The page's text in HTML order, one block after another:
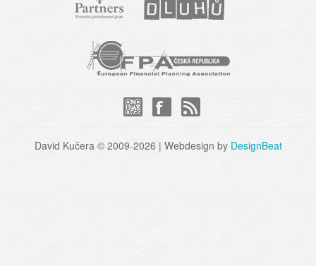
David Kučera © 2009-2026 | Webdesign by DesignBeat